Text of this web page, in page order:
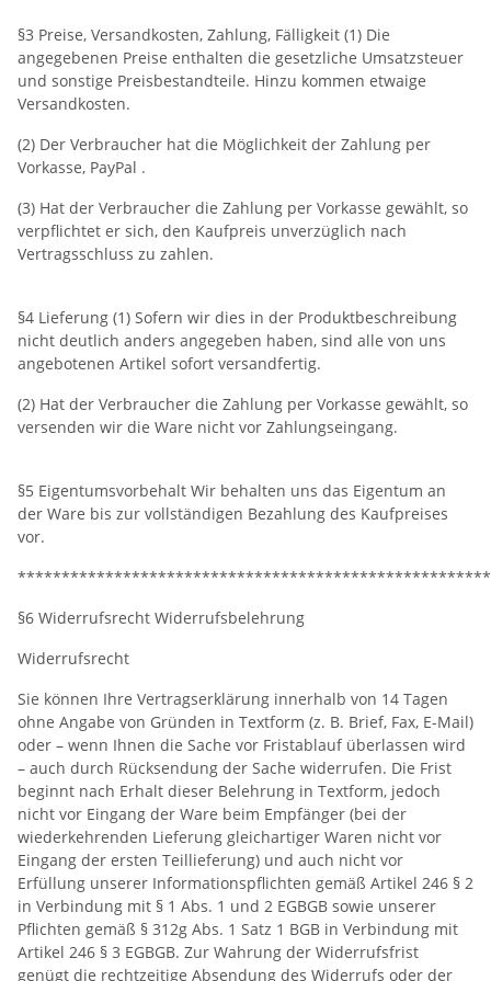
§3 Preise, Versandkosten, Zahlung, Fälligkeit (1) Die
angegebenen Preise enthalten die gesetzliche Umsatzsteuer
und sonstige Preisbestandteile. Hinzu kommen etwaige
Versandkosten.
(2) Der Verbraucher hat die Möglichkeit der Zahlung per
Vorkasse, PayPal .
(3) Hat der Verbraucher die Zahlung per Vorkasse gewählt, so
verpflichtet er sich, den Kaufpreis unverzüglich nach
Vertragsschluss zu zahlen.
§4 Lieferung (1) Sofern wir dies in der Produktbeschreibung
nicht deutlich anders angegeben haben, sind alle von uns
angebotenen Artikel sofort versandfertig.
(2) Hat der Verbraucher die Zahlung per Vorkasse gewählt, so
versenden wir die Ware nicht vor Zahlungseingang.
§5 Eigentumsvorbehalt Wir behalten uns das Eigentum an
der Ware bis zur vollständigen Bezahlung des Kaufpreises
vor.
§6 Widerrufsrecht Widerrufsbelehrung
Widerrufsrecht
Sie können Ihre Vertragserklärung innerhalb von 14 Tagen
ohne Angabe von Gründen in Textform (z. B. Brief, Fax, E-Mail)
oder – wenn Ihnen die Sache vor Fristablauf überlassen wird
– auch durch Rücksendung der Sache widerrufen. Die Frist
beginnt nach Erhalt dieser Belehrung in Textform, jedoch
nicht vor Eingang der Ware beim Empfänger (bei der
wiederkehrenden Lieferung gleichartiger Waren nicht vor
Eingang der ersten Teillieferung) und auch nicht vor
Erfüllung unserer Informationspflichten gemäß Artikel 246 § 2
in Verbindung mit § 1 Abs. 1 und 2 EGBGB sowie unserer
Pflichten gemäß § 312g Abs. 1 Satz 1 BGB in Verbindung mit
Artikel 246 § 3 EGBGB. Zur Wahrung der Widerrufsfrist
genügt die rechtzeitige Absendung des Widerrufs oder der